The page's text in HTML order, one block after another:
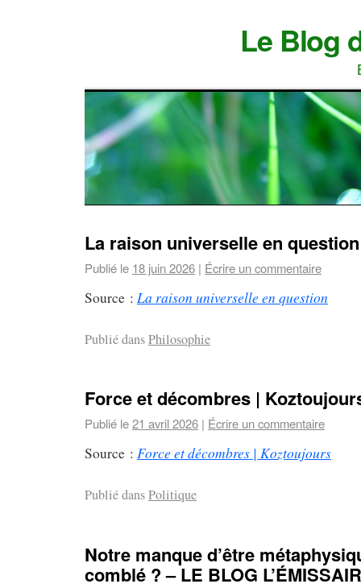
Le Blog
La raison universelle en question
Publié le 18 juin 2026 | Écrire un commentaire
Source : La raison universelle en question
Publié dansPhilosophie
Force et décombres |
Publié le21 avril 2026 | Écrire un commentaire
Source : Force et décombres | Koztoujours
Publié dansPolitique
Notre manque d’être
comblé ? – LE BLOG